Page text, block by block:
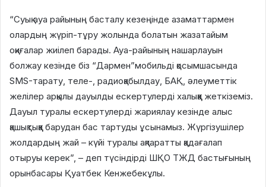
“Суық ауа райының басталу кезеңінде азаматтармен
олардың жүріп-тұру жолында болатын жазатайым
оқиғалар жиілеп барады. Ауа-райының нашарлауын
болжау кезінде біз “Дармен”мобильді қосымшасында
SMS-тарату, теле-, радиоқабылдау, БАҚ, әлеуметтік
желілер арқылы дауылды ескертулерді халыққа жеткіземіз.
Дауыл туралы ескертулерді жариялау кезінде алыс
қашықтыққа барудан бас тартуды ұсынамыз. Жүргізушілер
жолдардың жай – күйі туралы ақпаратты қадағалап
отыруы керек”, – деп түсіндірді ШҚО ТЖД бастығының
орынбасары Қуатбек Кенжебекұлы.